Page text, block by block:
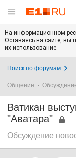
На информационном
Оставаясь на сайте, вы
их использование.
Поиск по форумам
Общение
Ватикан
"Аватара"
Обсуждение